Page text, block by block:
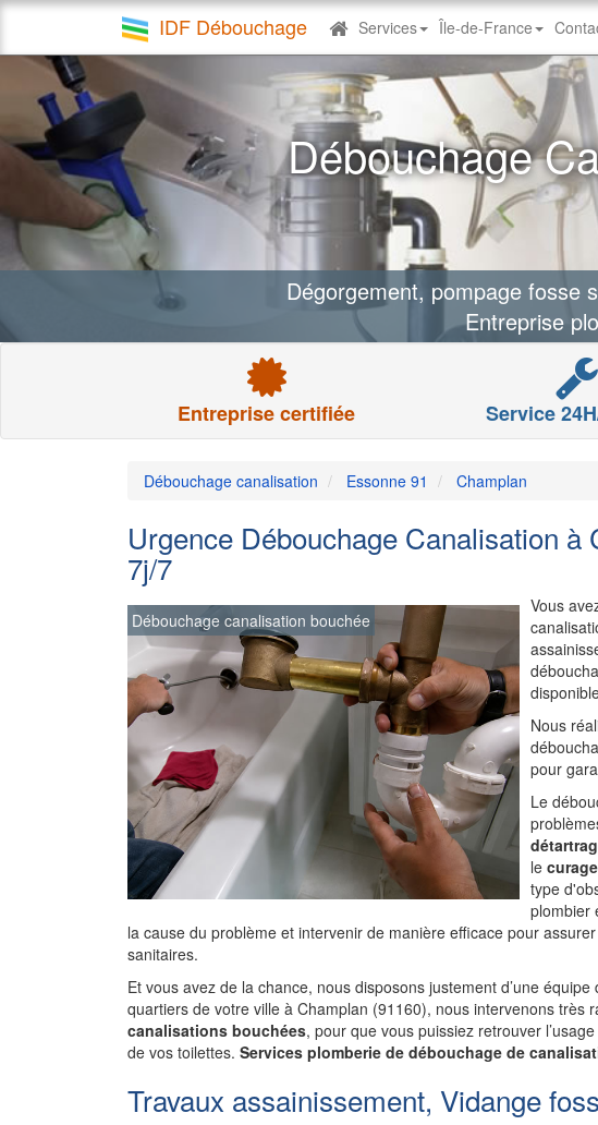
IDF Débouchage Debouchage
Services Île-de-France
Débouchage
Dégorgement, pompage fosse
Entreprise
Entreprise certifiée Service
Débouchage canalisation Essonne 91 Champlan
Urgence Débouchage Canalisation à
7j/7
Débouchage canalisation bouchée
Vous
Nous
pour
Le
le
type
plombier
la cause du problème et intervenir de manière efficace pour
sanitaires.
Et vous avez de la chance, nous disposons justement d’une
quartiers de votre ville à Champlan (91160), nous intervenons très
canalisations bouchées, pour que vous puissiez retrouver
de vos toilettes. Services plomberie de débouchage de
Travaux assainissement, Vidange